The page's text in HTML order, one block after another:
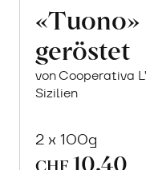
«Tuono»
geröstet
von Cooperativa
Sizilien
2 x 100g
CHF 10.40